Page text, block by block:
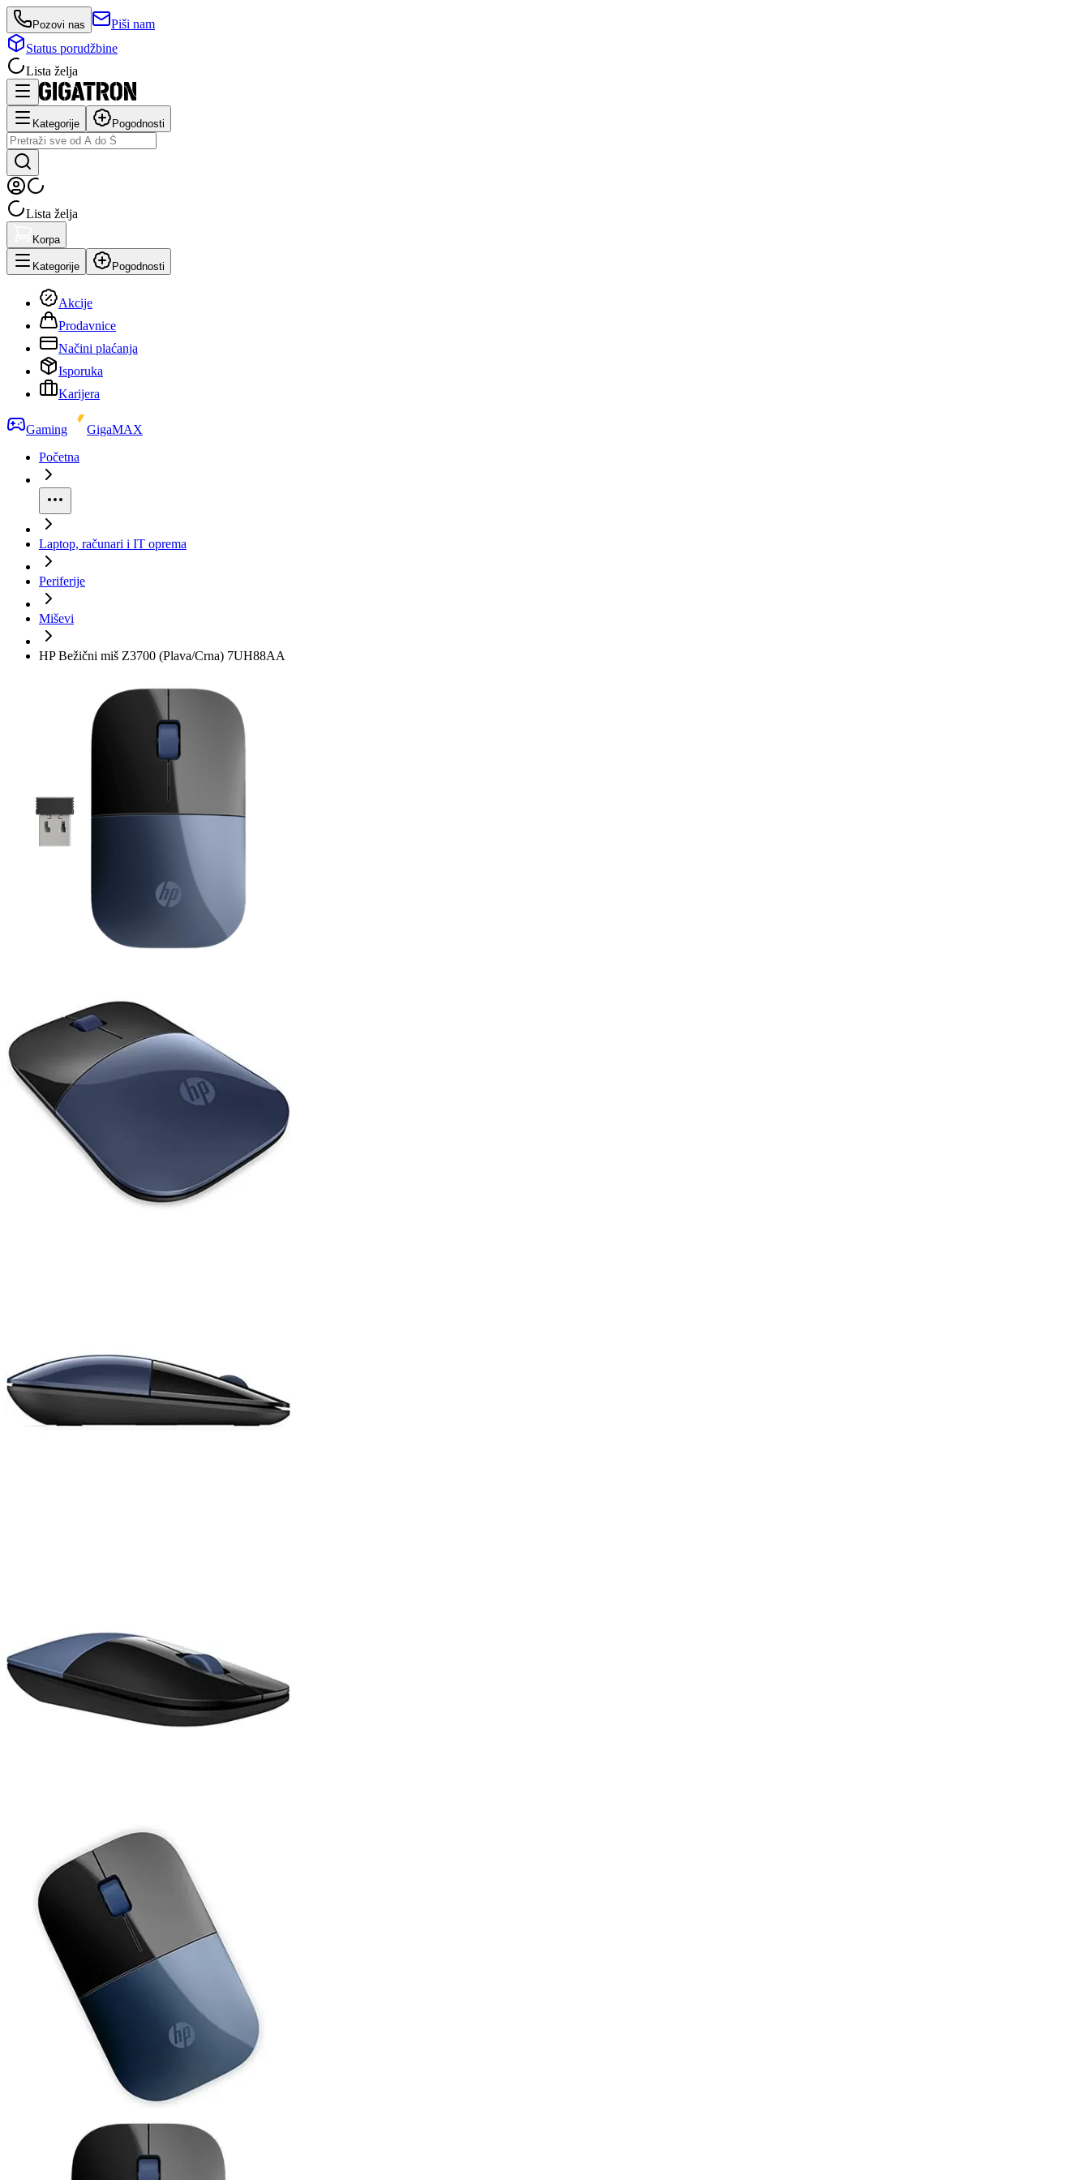
Pozovi nas
Piši nam
Status porudžbine
Lista želja
Kategorije Pogodnosti
Lista želja
Korpa
Kategorije Pogodnosti
Akcije
Prodavnice
Načini plaćanja
Isporuka
Karijera
Gaming
GigaMAX
Početna
Laptop, računari i IT oprema
Periferije
Miševi
HP Bežični miš Z3700 (Plava/Crna) 7UH88AA